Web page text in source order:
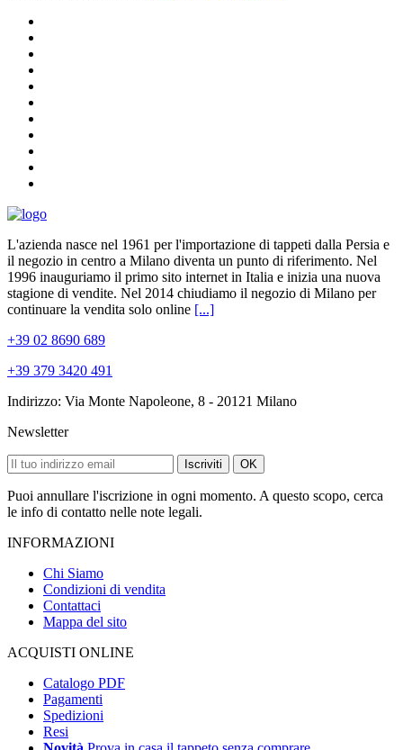
L'azienda nasce nel 1961 per l'importazione di tappeti dalla Persia e
il negozio in centro a Milano diventa un punto di riferimento. Nel
1996 inauguriamo il primo sito internet in Italia e inizia una nuova
stagione di vendite. Nel 2014 chiudiamo il negozio di Milano per
continuare la vendita solo online [...]
+39 02 8690 689
+39 379 3420 491
Indirizzo: Via Monte Napoleone, 8 - 20121 Milano
Newsletter
Iscriviti OK
Puoi annullare l'iscrizione in ogni momento. A questo scopo, cerca
le info di contatto nelle note legali.
INFORMAZIONI
Chi Siamo
Condizioni di vendita
Contattaci
Mappa del sito
ACQUISTI ONLINE
Catalogo PDF
Pagamenti
Spedizioni
Resi